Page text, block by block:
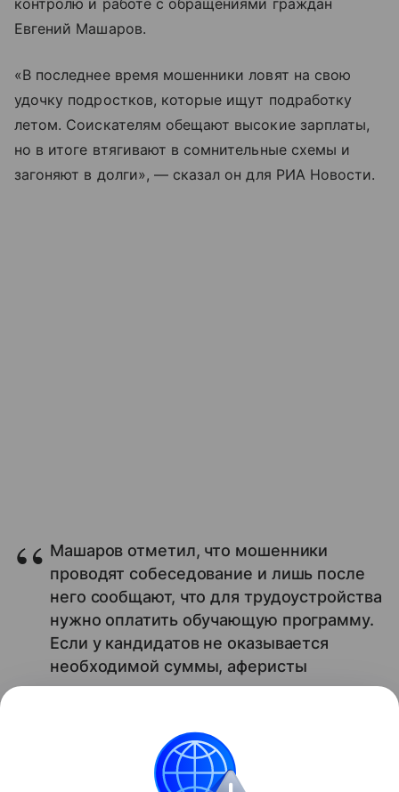
контролю и работе с обращениями граждан
Евгений Машаров.
«В последнее время мошенники ловят на свою
удочку подростков, которые ищут подработку
летом. Соискателям обещают высокие зарплаты,
но в итоге втягивают в сомнительные схемы и
загоняют в долги», — сказал он для РИА Новости.
Машаров отметил, что мошенники
проводят собеседование и лишь после
него сообщают, что для трудоустройства
нужно оплатить обучающую программу.
Если у кандидатов не оказывается
необходимой суммы, аферисты
предлагают им взять кредит.
По данным KP.RU, подростки в возрасте 14-17 лет
чаще становятся жертвами мошенников.